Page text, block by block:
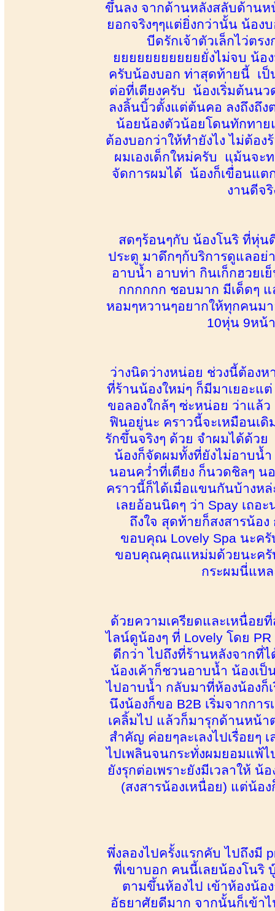
ขึ้นลง จากด้านหลังสลับด้านห
ยอกจริงๆๆแต่ยิ่งกว่านั้น น้อง
บีดรักเจ้าตัวเล็กไว่ตร
ยยยยยยยยยยยยั่งไม่จบ น้อ
ครับน้องบอก ท่าสุดท้ายนี้ เป็
ต่อที่เตียงครับ น้องเริ่มต้นน
ลงลิ้นบิ้วตั้งแต่ต้นคอ ลงถึงถึ
น้อยน้องตัวน้อยโดนทักทาย
ต้องบอกว่าให้ทำยังไง ไม่ต้อ
ผมเองเด็กใหม่ครับ แม้นจ
จัดการผมได้ น้องก็เขื่่อนแต
งานดีจ
สดๆร้อนๆกับ น้องโนริ ที่หุ่
ประตู มาดึกๆก้บริการดูแลอย่
อาบน้ำ อาบท่า กินเก็กฮวย
กกกกกก ชอบมาก มีเด็ดๆ
หอมๆหวานๆอยากให้ทุกคนม
10หุ่น 9หน้
ว่างนิดว่างหน่อย ช่วงนี้ต้องห
ที่ร้านน้องใหม่ๆ ก็มีมาเยอะแ
ขอลองใกล้ๆ ซ่ะหน่อย ว่าแล้
ฟินอยู่นะ คราวนี้จะเหมือนเ
รักขึ้นจริงๆ ด้วย จำผมได้ด้ว
น้องก็จัดผมทั้งที่ยังไม่อาบน้ำ
นอนคว่ำที่เตียง ก็นวดชิลๆ น
คราวนี้ก็ได้เมื่อแขนกันบ้างห
เลยอ้อนนิดๆ ว่า Spay เถอ
ถึงใจ สุดท้ายก็สงสารน้
ขอบคุณ Lovely Spa นะครั
ขอบคุณคุณแหม่มด้วยนะครั
กระผมนี่แห
ด้วยความเครียดและเหนื่อย
ไลน์ดูน้องๆ ที่ Lovely โดย
ดีกว่า ไปถึงที่ร้านหลังจากที่
น้องเค้าก็ชวนอาบน้ำ น้องเ
ไปอาบน้ำ กลับมาที่ห้องน้องก็
นึงน้องก็ขอ B2B เริ่มจากกา
เคลิ้มไป แล้วก็มารุกด้านหน้
สำคัญ ค่อยๆละเลงไปเรื่อยๆ
ไปเพลินจนกระทั่งผมยอมแพ้
ยังรุกต่อเพราะยังมีเวลาให้
(สงสารน้องเหนื่อย) แต่น้อ
พึ่งลองไปครั้งแรกคับ ไปถึง
พี่เขาบอก คนนี้เลยน้องโนริ
ตามขึ้นห้องไป เข้าห้องน้อ
อัธยาศัยดีมาก จากนั้นก็เข้าไ